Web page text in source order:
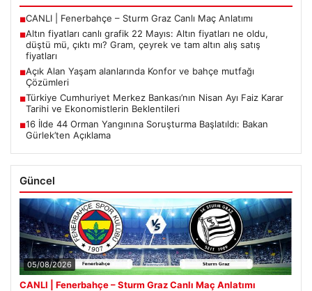
■CANLI | Fenerbahçe – Sturm Graz Canlı Maç Anlatımı
■Altın fiyatları canlı grafik 22 Mayıs: Altın fiyatları ne oldu,
düştü mü, çıktı mı? Gram, çeyrek ve tam altın alış satış
fiyatları
■Açık Alan Yaşam alanlarında Konfor ve bahçe mutfağı
Çözümleri
■Türkiye Cumhuriyet Merkez Bankası’nın Nisan Ayı Faiz Karar
Tarihi ve Ekonomistlerin Beklentileri
■16 İlde 44 Orman Yangınına Soruşturma Başlatıldı: Bakan
Gürlek’ten Açıklama
Güncel
05/08/2026
CANLI | Fenerbahçe – Sturm Graz Canlı Maç Anlatımı